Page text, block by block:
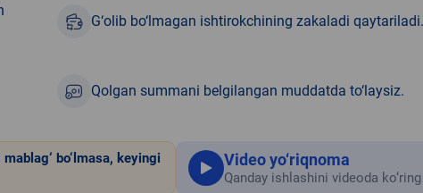
G‘olib bo‘lmagan ishtirokchining zakaladi qaytariladi.
Qolgan summani belgilangan muddatda to‘laysiz.
bo‘lmasa, keyingi
Video yo‘riqnoma
Qanday ishlashini videoda ko‘ring